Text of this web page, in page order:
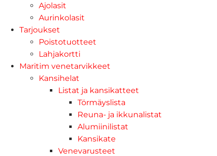
Ajolasit
Aurinkolasit
Tarjoukset
Poistotuotteet
Lahjakortti
Maritim venetarvikkeet
Kansihelat
Listat ja kansikatteet
Törmäyslista
Reuna- ja ikkunalistat
Alumiinilistat
Kansikate
Venevarusteet